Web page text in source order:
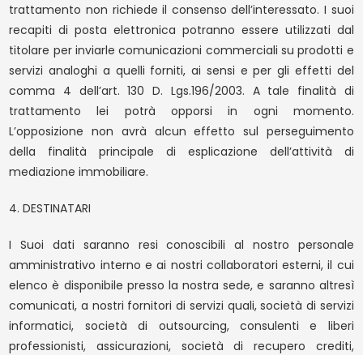
trattamento non richiede il consenso dell’interessato. I suoi
recapiti di posta elettronica potranno essere utilizzati dal
titolare per inviarle comunicazioni commerciali su prodotti e
servizi analoghi a quelli forniti, ai sensi e per gli effetti del
comma 4 dell’art. 130 D. Lgs.196/2003. A tale finalità di
trattamento lei potrà opporsi in ogni momento.
L’opposizione non avrà alcun effetto sul perseguimento
della finalità principale di esplicazione dell’attività di
mediazione immobiliare.
4. DESTINATARI
I Suoi dati saranno resi conoscibili al nostro personale
amministrativo interno e ai nostri collaboratori esterni, il cui
elenco è disponibile presso la nostra sede, e saranno altresì
comunicati, a nostri fornitori di servizi quali, società di servizi
informatici, società di outsourcing, consulenti e liberi
professionisti, assicurazioni, società di recupero crediti,